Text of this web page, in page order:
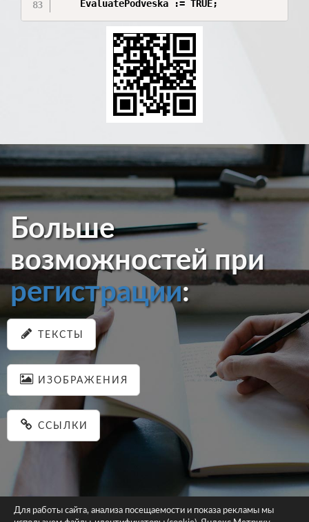
    EvaluatePodveska := TRUE;
Больше
возможностей при
регистрации:
ТЕКСТЫ
ИЗОБРАЖЕНИЯ
ССЫЛКИ
Для работы сайта, анализа посещаемости и показа рекламы мы